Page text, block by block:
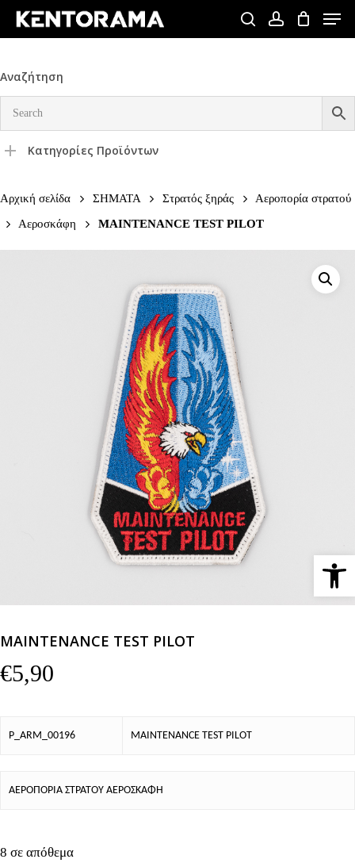
Skip
content
searchaccount
Menu
Αναζήτηση
Κατηγορίες Προϊόντων
Αρχική σελίδα ΣΗΜΑΤΑ Στρατός ξηράς
Αεροπορία στρατού
Αεροσκάφη
MAINTENANCE TEST PILOT
MAINTENANCE TEST PILOT
€5,90
P_ARM_00196 MAINTENANCE TEST PILOT
ΑΕΡΟΠΟΡΙΑ ΣΤΡΑΤΟΥ ΑΕΡΟΣΚΑΦΗ
8 σε απόθεμα